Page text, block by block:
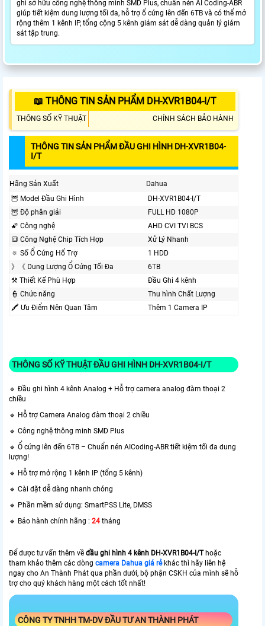
ghi sở hữu công nghệ thông minh SMD Plus, chuẩn nén AI Coding-ABR
giúp tiết kiệm dung lượng tối đa, hỗ trợ ổ cứng lên đến 6TB và có thể mở
rộng thêm 1 kênh IP, tổng cộng 5 kênh giám sát dễ dàng quản lý giám
sát tập trung.
📖 THÔNG TIN SẢN PHẨM DH-XVR1B04-I/T
THÔNG SỐ KỸ THUẬT CHÍNH SÁCH BẢO HÀNH
THÔNG TIN SẢN PHẨM ĐẦU GHI HÌNH DH-XVR1B04-
I/T
Hãng Sản Xuất
Dahua
🦉 Model Đầu Ghi Hình
DH-XVR1B04-I/T
🦉 Độ phân giải
FULL HD 1080P
🌠 Công nghệ
AHD CVI TVI BCS
🔳 Công Nghệ Chip Tích Hợp
Xử Lý Nhanh
🔅 Số Ổ Cứng Hổ Trợ
1 HDD
》《 Dung Lượng Ổ Cứng Tối Đa
6TB
⚒ Thiết Kế Phù Hợp
Đầu Ghi 4 kênh
👮 Chức năng
Thu hình Chất Lượng
🖍 Ưu Điểm Nên Quan Tâm
Thêm 1 Camera IP
THÔNG SỐ KỸ THUẬT ĐẦU GHI HÌNH DH-XVR1B04-I/T
🔹 Đầu ghi hình 4 kênh Analog + Hỗ trợ camera analog đàm thoại 2
chiều
🔹 Hỗ trợ Camera Analog đàm thoại 2 chiều
🔹 Công nghệ thông minh SMD Plus
🔹 Ổ cứng lên đến 6TB – Chuẩn nén AICoding-ABR tiết kiệm tối đa dung
lượng!
🔹 Hỗ trợ mở rộng 1 kênh IP (tổng 5 kênh)
🔹 Cài đặt dễ dàng nhanh chóng
🔹 Phần mềm sử dụng: SmartPSS Lite, DMSS
🔹 Bảo hành chính hãng : 24 tháng
Để được tư vấn thêm về đầu ghi hình 4 kênh DH-XVR1B04-I/Thoặc
tham khảo thêm các dòng camera Dahua giá rẻkhác thì hãy liên hệ
ngay cho An Thành Phát qua phần dưới, bộ phận CSKH của mình sẽ hỗ
trợ cho quý khách hàng một cách tốt nhất!
CÔNG TY TNHH TM-DV ĐẦU TƯ AN THÀNH PHÁT